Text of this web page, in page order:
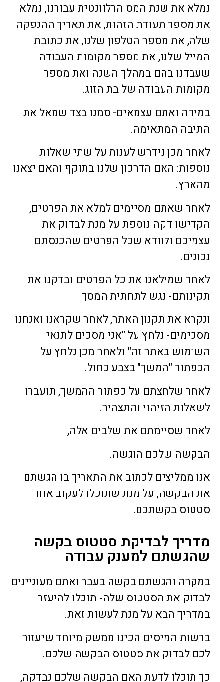
נמלא את שנת המס הרלוונטית עבורנו, נמלא
את מספר תעודת הזהות, את תאריך ההנפקה
שלה, את מספר הטלפון שלנו, את כתובת
המייל שלנו, את מספר מקומות העבודה
שעבדנו בהם במהלך השנה ואת מספר
מקומות העבודה של בת הזוג.
במידה ואתם עצמאים- סמנו בצד שמאל את
התיבה המתאימה.
לאחר מכן נידרש לענות על שתי שאלות
נוספות: האם הדרכון שלנו בתוקף והאם יצאנו
מהארץ.
לאחר שאתם מסיימים למלא את הפרטים,
הקדישו דקה נוספת על מנת לבדוק את
עצמיכם ולוודא שכל הפרטים שהכנסתם
נכונים.
לאחר שמילאנו את כל הפרטים ובדקנו את
תקינותם- נגש לתחתית המסך
ונקרא את תקנון האתר, לאחר שקראנו ואנחנו
מסכימים- נלחץ על "אני מסכים לתנאי
השימוש באתר זה" ולאחר מכן נלחץ על
הכפתור "המשך" בצבע כחול.
לאחר שלחצתם על כפתור ההמשך, תועברו
לשאלות הזיהוי והתצהיר.
לאחר שסיימתם את שלבים אלה,
הבקשה שלכם הוגשה.
אנו ממליצים לכתוב את התאריך בו הגשתם
את הבקשה, על מנת שתוכלו לעקוב אחר
סטטוס בקשתכם.
מדריך לבדיקת סטטוס בקשה
שהגשתם למענק עבודה
במקרה והגשתם בקשה בעבר ואתם מעוניינים
לבדוק את הסטטוס שלה- תוכלו להיעזר
במדריך הבא על מנת לעשות זאת.
ברשות המיסים הכינו ממשק מיוחד שיעזור
לכם לבדוק את סטטוס הבקשה שלכם.
כך תוכלו לדעת האם הבקשה שלכם נבדקה,